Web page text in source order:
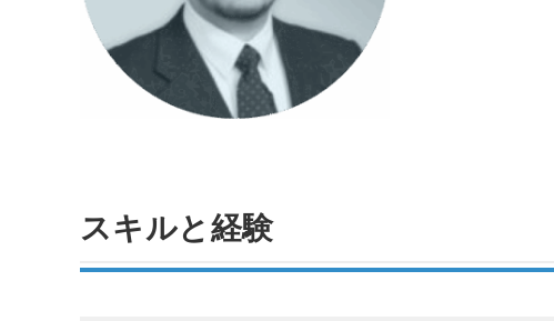
スキルと経験